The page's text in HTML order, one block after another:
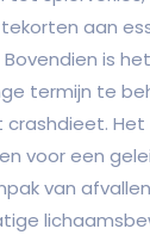
aan
is
termijn te
voor een
van